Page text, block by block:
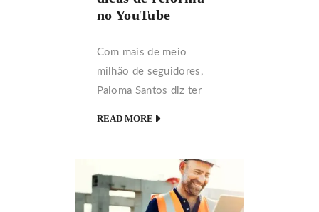
no YouTube
Com mais de meio
milhão de seguidores,
Paloma Santos diz ter
dominado por homens e,
hoje, se mantém, paga a
faculdade e ajuda a
READ MORE